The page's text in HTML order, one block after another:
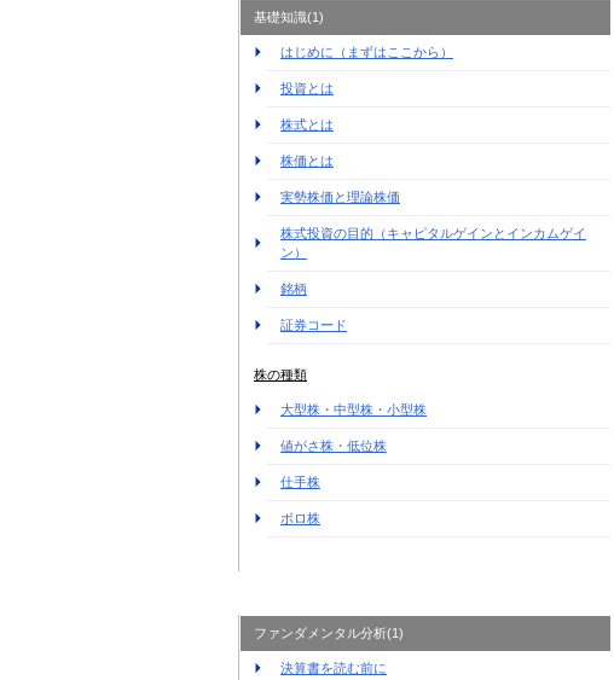
基礎知識(1)
はじめに（まずはここから）
投資とは
株式とは
株価とは
実勢株価と理論株価
株式投資の目的（キャピタルゲインとインカムゲイ
ン）
銘柄
証券コード
株の種類
大型株・中型株・小型株
値がさ株・低位株
仕手株
ボロ株
ファンダメンタル分析(1)
決算書を読む前に